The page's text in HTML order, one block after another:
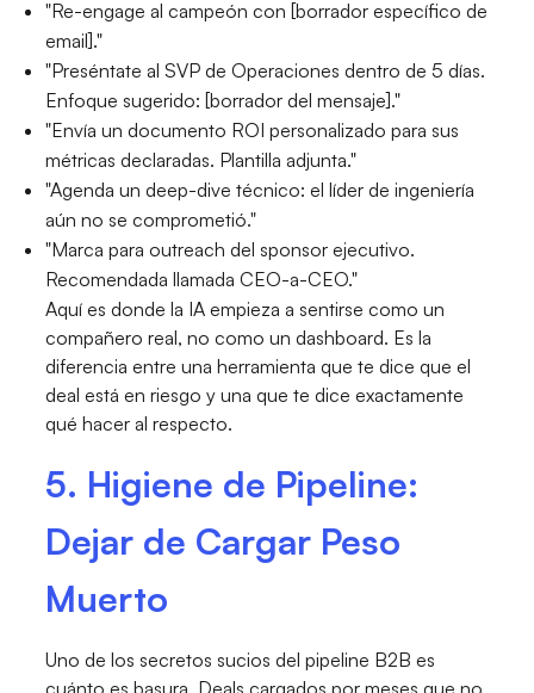
"Re-engage al campeón con [borrador específico de
email]."
"Preséntate al SVP de Operaciones dentro de 5 días.
Enfoque sugerido: [borrador del mensaje]."
"Envía un documento ROI personalizado para sus
métricas declaradas. Plantilla adjunta."
"Agenda un deep-dive técnico: el líder de ingeniería
aún no se comprometió."
"Marca para outreach del sponsor ejecutivo.
Recomendada llamada CEO-a-CEO."
Aquí es donde la IA empieza a sentirse como un
compañero real, no como un dashboard. Es la
diferencia entre una herramienta que te dice que el
deal está en riesgo y una que te dice exactamente
qué hacer al respecto.
5. Higiene de Pipeline:
Dejar de Cargar Peso
Muerto
Uno de los secretos sucios del pipeline B2B es
cuánto es basura. Deals cargados por meses que no